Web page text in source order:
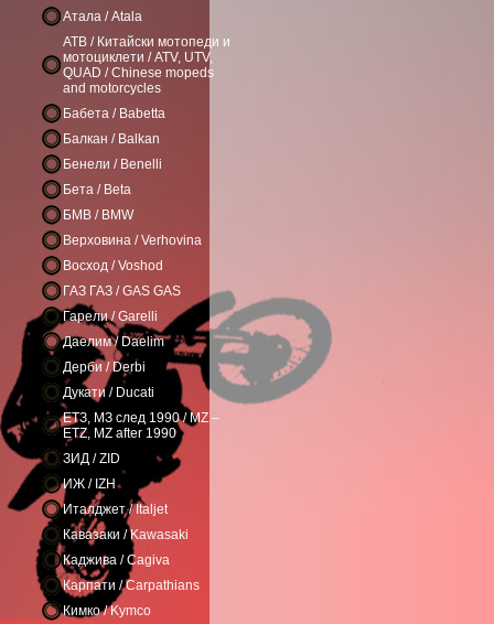
Атала / Atala
АТВ / Китайски мотопеди и
мотоциклети / ATV, UTV,
QUAD / Chinese mopeds
and motorcycles
Бабета / Babetta
Балкан / Balkan
Бенели / Benelli
Бета / Beta
БМВ / BMW
Верховина / Verhovina
Восход / Voshod
ГАЗ ГАЗ / GAS GAS
Гарели / Garelli
Даелим / Daelim
Дерби / Derbi
Дукати / Ducati
ЕТЗ, МЗ след 1990 / MZ –
ETZ, MZ after 1990
ЗИД / ZID
ИЖ / IZH
Италджет / Italjet
Кавазаки / Kawasaki
Каджива / Cagiva
Карпати / Carpathians
Кимко / Kymco